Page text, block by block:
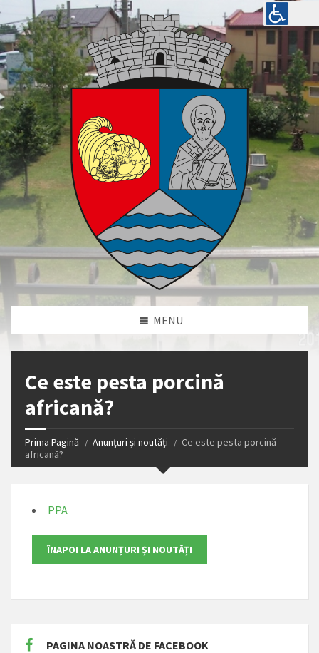
MENU
Ce este pesta porcină
africană?
Prima Pagină Anunțuri și noutăți
Ce este pesta porcină
africană?
PPA
PAGINA NOASTRĂ DE FACEBOOK